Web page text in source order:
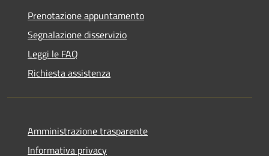
Prenotazione appuntamento
Segnalazione disservizio
Leggi le FAQ
Richiesta assistenza
Amministrazione trasparente
Informativa privacy